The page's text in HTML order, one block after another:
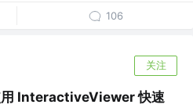
106
关注
InteractiveViewer 快速